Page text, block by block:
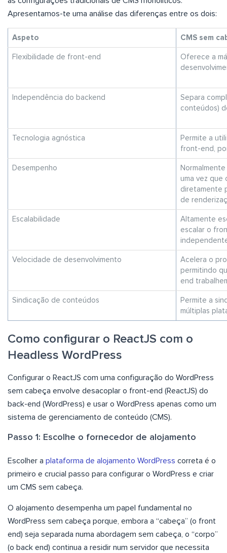
Apresentamos-te uma análise das diferenças entre os dois:
Aspeto CMS sem
Flexibilidade de front-end
Oferece a
Independência do backend
Separa
conteúdos)
Tecnologia agnóstica
Permite a
front-end,
Desempenho
uma vez que
diretamente
de
Escalabilidade
Altamente
escalar o
Velocidade de desenvolvimento
Acelera o
permitindo
end
Sindicação de conteúdos
Permite a
múltiplas
Como configurar o ReactJS com o
Headless WordPress
Configurar o ReactJS com uma configuração do WordPress
sem cabeça envolve desacoplar o front-end (ReactJS) do
back-end (WordPress) e usar o WordPress apenas como um
sistema de gerenciamento de conteúdo (CMS).
Passo 1: Escolhe o fornecedor de alojamento
Escolher a plataforma de alojamento WordPress correta é o
primeiro e crucial passo para configurar o WordPress e criar
um CMS sem cabeça.
O alojamento desempenha um papel fundamental no
WordPress sem cabeça porque, embora a “cabeça” (o front
end) seja separada numa abordagem sem cabeça, o “corpo”
(o back end) continua a residir num servidor que necessita